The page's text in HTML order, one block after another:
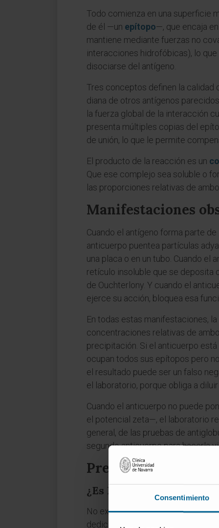
Consentimiento
Todo comienza en una superficie
de él —un epítopo—, que encaja
mantiene mediante fuerzas no
interacciones hidrofóbicas), lo
disociarse del antígeno.
Tres conceptos definen la calidad
diana de otros antígenos
la fuerza global de la interacción
presenta múltiples copias del
de unión, lo que le permite
El producto de la reacción es un
Que ese complejo sea soluble o
las proporciones relativas de
Manifestaciones
Cuando el antígeno forma parte
anticuerpo puentea partículas
una placa o en un tubo. Cuando
retículo insoluble que se deposita
de Ouchterlony. Y cuando el
ejerce su acción, bloquea esa
En todas estas manifestaciones,
concentraciones relativas de
precipitación. Si el anticuerpo
ocupan todos sus epítopos pero
el resultado puede ser un falso
el laboratorio, porque obliga a
Cuando el anticuerpo no puede
el potencial zeta—, el laboratorio
general, de las pruebas de
segundo anticuerpo para hacerla
Preguntas
¿Es lo mismo la
No exactamente. La reacción es
dedicada al complejo inmune